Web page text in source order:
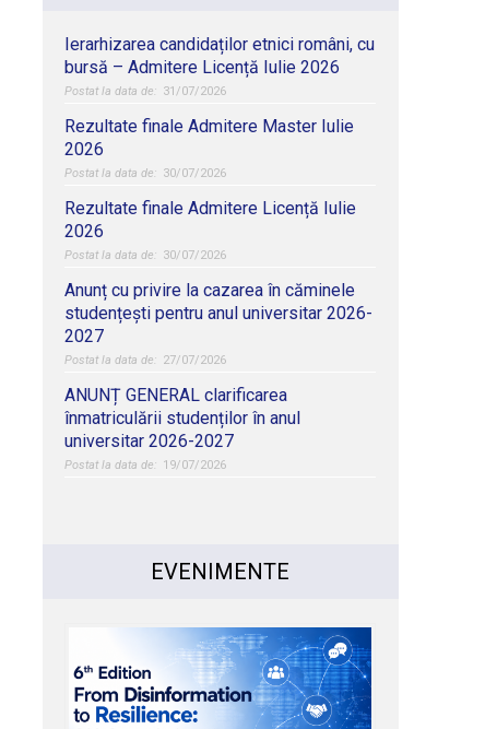
Ierarhizarea candidaților etnici români, cu
bursă – Admitere Licență Iulie 2026
31/07/2026
Rezultate finale Admitere Master Iulie
2026
30/07/2026
Rezultate finale Admitere Licență Iulie
2026
30/07/2026
Anunț cu privire la cazarea în căminele
studențești pentru anul universitar 2026-
2027
27/07/2026
ANUNȚ GENERAL clarificarea
înmatriculării studenților în anul
universitar 2026-2027
19/07/2026
EVENIMENTE